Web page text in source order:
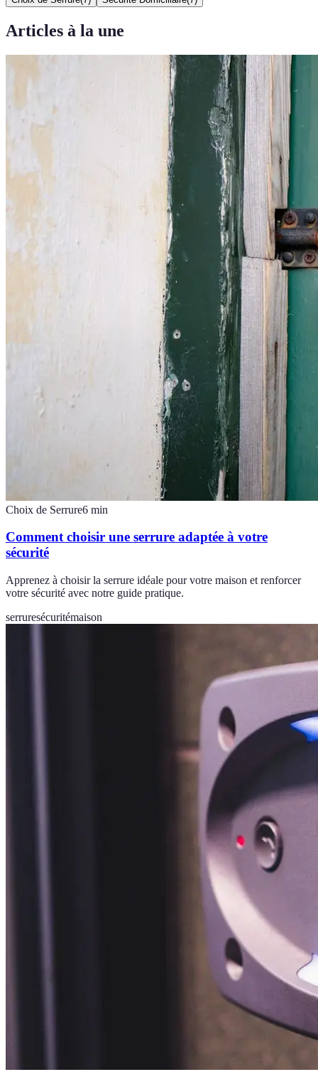
Articles à la une
Choix de Serrure6 min
Comment choisir une serrure adaptée à votre
sécurité
Apprenez à choisir la serrure idéale pour votre maison et renforcer
votre sécurité avec notre guide pratique.
serruresécuritémaison